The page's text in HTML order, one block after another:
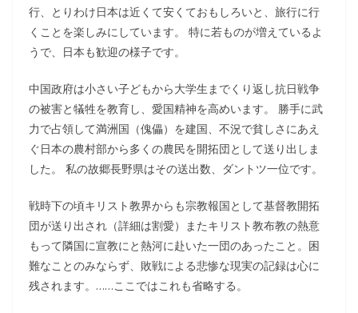
行、とりわけ日本は近くて安くておもしろいと、旅行に行
くことを楽しみにしています。 特に若ものが増えているよ
うで、日本も歓迎の様子です。
中国政府は小さい子どもから大学生までくり返し抗日戦争
の被害と犠牲を教育し、愛国精神を高めいます。 勝手に武
力で占領して満洲国（傀儡）を建国、不況で貧しさにあえ
ぐ日本の農村部から多くの農民を開拓団として送り出しま
した。 私の故郷長野県はその送出数、ダントツ一位です。
戦時下の頃キリスト教界からも宗教報国として基督教開拓
団が送り出され（詳細は割愛）またキリスト教布教の熱意
もって隣国に宣教にと熱河に赴いた一団のあったこと。困
難なことのみならず、敗戦による悲惨な現実の記録は心に
残されます。……ここではこれも省略する。